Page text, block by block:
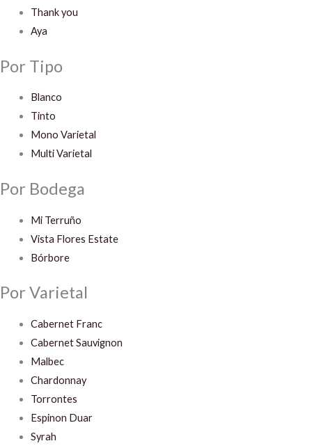
Thank you
Aya
Por Tipo
Blanco
Tinto
Mono Varietal
Multi Varietal
Por Bodega
Mi Terruño
Vista Flores Estate
Bórbore
Por Varietal
Cabernet Franc
Cabernet Sauvignon
Malbec
Chardonnay
Torrontes
Espinon Duar
Syrah